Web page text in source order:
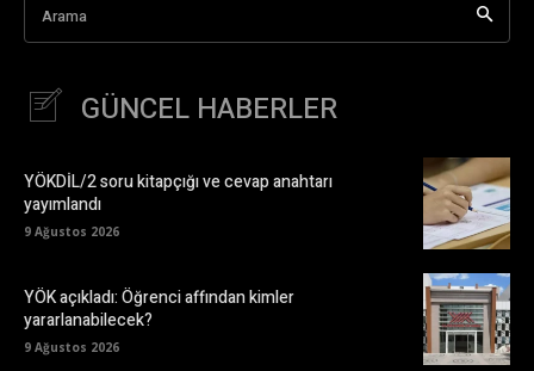
Arama
GÜNCEL HABERLER
YÖKDİL/2 soru kitapçığı ve cevap anahtarı
yayımlandı
9 Ağustos 2026
YÖK açıkladı: Öğrenci affından kimler
yararlanabilecek?
9 Ağustos 2026